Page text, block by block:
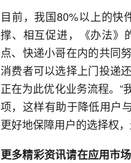
目前，我国80%以上的快
撑、相互促进，《办法》
点、快递小哥在内的共同
消费者可以选择上门投递
正在为此优化业务流程。
项，这样有助于降低用户
更好地保障用户的选择权
更多精彩资讯请在应用市